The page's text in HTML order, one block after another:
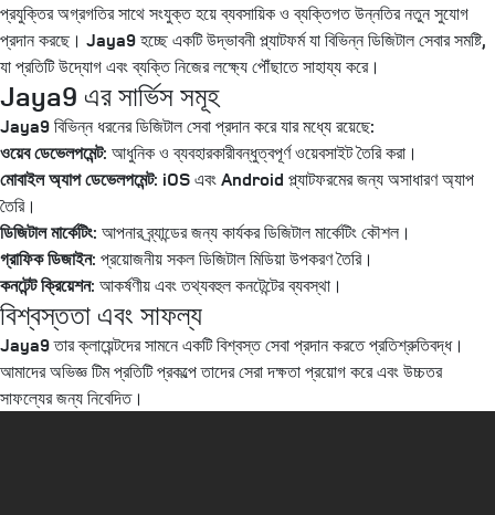
প্রযুক্তির অগ্রগতির সাথে সংযুক্ত হয়ে ব্যবসায়িক ও ব্যক্তিগত উন্নতির নতুন সুযোগ
প্রদান করছে। Jaya9 হচ্ছে একটি উদ্ভাবনী প্ল্যাটফর্ম যা বিভিন্ন ডিজিটাল সেবার সমষ্টি,
যা প্রতিটি উদ্যোগ এবং ব্যক্তি নিজের লক্ষ্যে পৌঁছাতে সাহায্য করে।
Jaya9 এর সার্ভিস সমূহ
Jaya9 বিভিন্ন ধরনের ডিজিটাল সেবা প্রদান করে যার মধ্যে রয়েছে:
ওয়েব ডেভেলপমেন্ট: আধুনিক ও ব্যবহারকারীবন্ধুত্বপূর্ণ ওয়েবসাইট তৈরি করা।
মোবাইল অ্যাপ ডেভেলপমেন্ট: iOS এবং Android প্ল্যাটফরমের জন্য অসাধারণ অ্যাপ
তৈরি।
ডিজিটাল মার্কেটিং: আপনার ব্র্যান্ডের জন্য কার্যকর ডিজিটাল মার্কেটিং কৌশল।
গ্রাফিক ডিজাইন: প্রয়োজনীয় সকল ডিজিটাল মিডিয়া উপকরণ তৈরি।
কনটেন্ট ক্রিয়েশন: আকর্ষণীয় এবং তথ্যবহুল কনটেন্টের ব্যবস্থা।
বিশ্বস্ততা এবং সাফল্য
Jaya9 তার ক্লায়েন্টদের সামনে একটি বিশ্বস্ত সেবা প্রদান করতে প্রতিশ্রুতিবদ্ধ।
আমাদের অভিজ্ঞ টিম প্রতিটি প্রকল্পে তাদের সেরা দক্ষতা প্রয়োগ করে এবং উচ্চতর
সাফল্যের জন্য নিবেদিত।